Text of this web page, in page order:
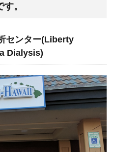
。
センター(Liberty
Dialysis)